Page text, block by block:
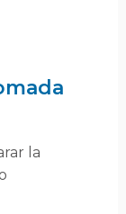
la